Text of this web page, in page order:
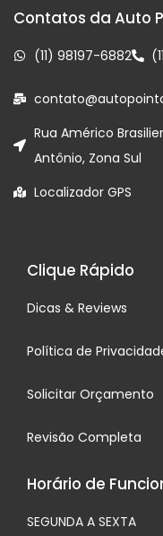
Contatos da Auto
(11) 98197-6882
Rua Américo
Antônio, Zona Sul
Localizador GPS
Clique Rápido
Dicas & Reviews
Política de
Solicitar Orçamento
Revisão Completa
Horário de
SEGUNDA A SEXTA